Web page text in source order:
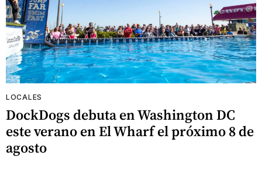
LOCALES
DockDogs debuta en Washington DC
este verano en El Wharf el próximo 8 de
agosto